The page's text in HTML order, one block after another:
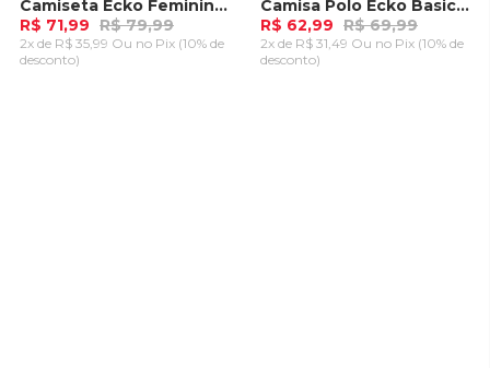
-10%Camiseta Ecko Feminina Estampada Roxa
R$ 71,99 R$ 79,99
2x de R$ 35,99 Ou no Pix (10% de
desconto)
-10%Camisa Polo Ecko Basica Coral
R$ 62,99 R$ 69,99
2x de R$ 31,49 Ou no Pix (10% de
desconto)